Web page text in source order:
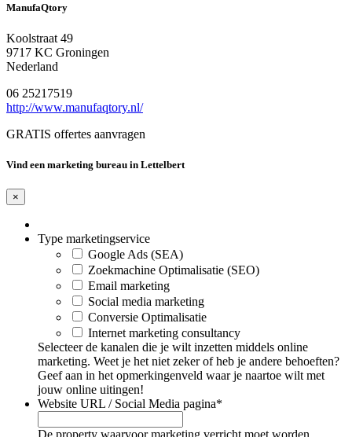
ManufaQtory
Koolstraat 49
9717 KC Groningen
Nederland
06 25217519
http://www.manufaqtory.nl/
GRATIS offertes aanvragen
Vind een marketing bureau in Lettelbert
×
Type marketingservice
Google Ads (SEA)
Zoekmachine Optimalisatie (SEO)
Email marketing
Social media marketing
Conversie Optimalisatie
Internet marketing consultancy
Selecteer de kanalen die je wilt inzetten middels online
marketing. Weet je het niet zeker of heb je andere behoeften?
Geef aan in het opmerkingenveld waar je naartoe wilt met
jouw online uitingen!
Website URL / Social Media pagina*